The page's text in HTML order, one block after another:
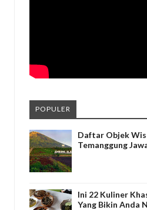
POPULER
Daftar Objek
Temanggung
Ini 22 Kuliner
Yang Bikin Anda